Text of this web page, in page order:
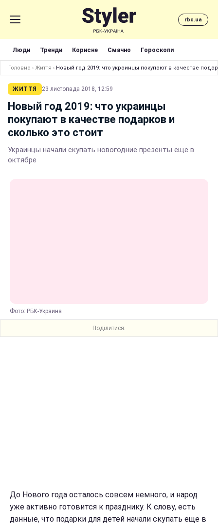
rbc.ua
Люди Тренди Корисне Смачно Гороскопи
Головна › Життя › Новый год 2019: что украинцы покупают в качестве
ЖИТТЯ 23 листопада 2018, 12:59
Новый год 2019: что украинцы
покупают в качестве подарков и
сколько это стоит
Украинцы начали скупать новогодние презенты еще в
октябре
Фото: РБК-Украина
Поділитися:
До Нового года осталось совсем немного, и народ
уже активно готовится к празднику. К слову, есть
данные, что подарки для детей начали скупать еще в